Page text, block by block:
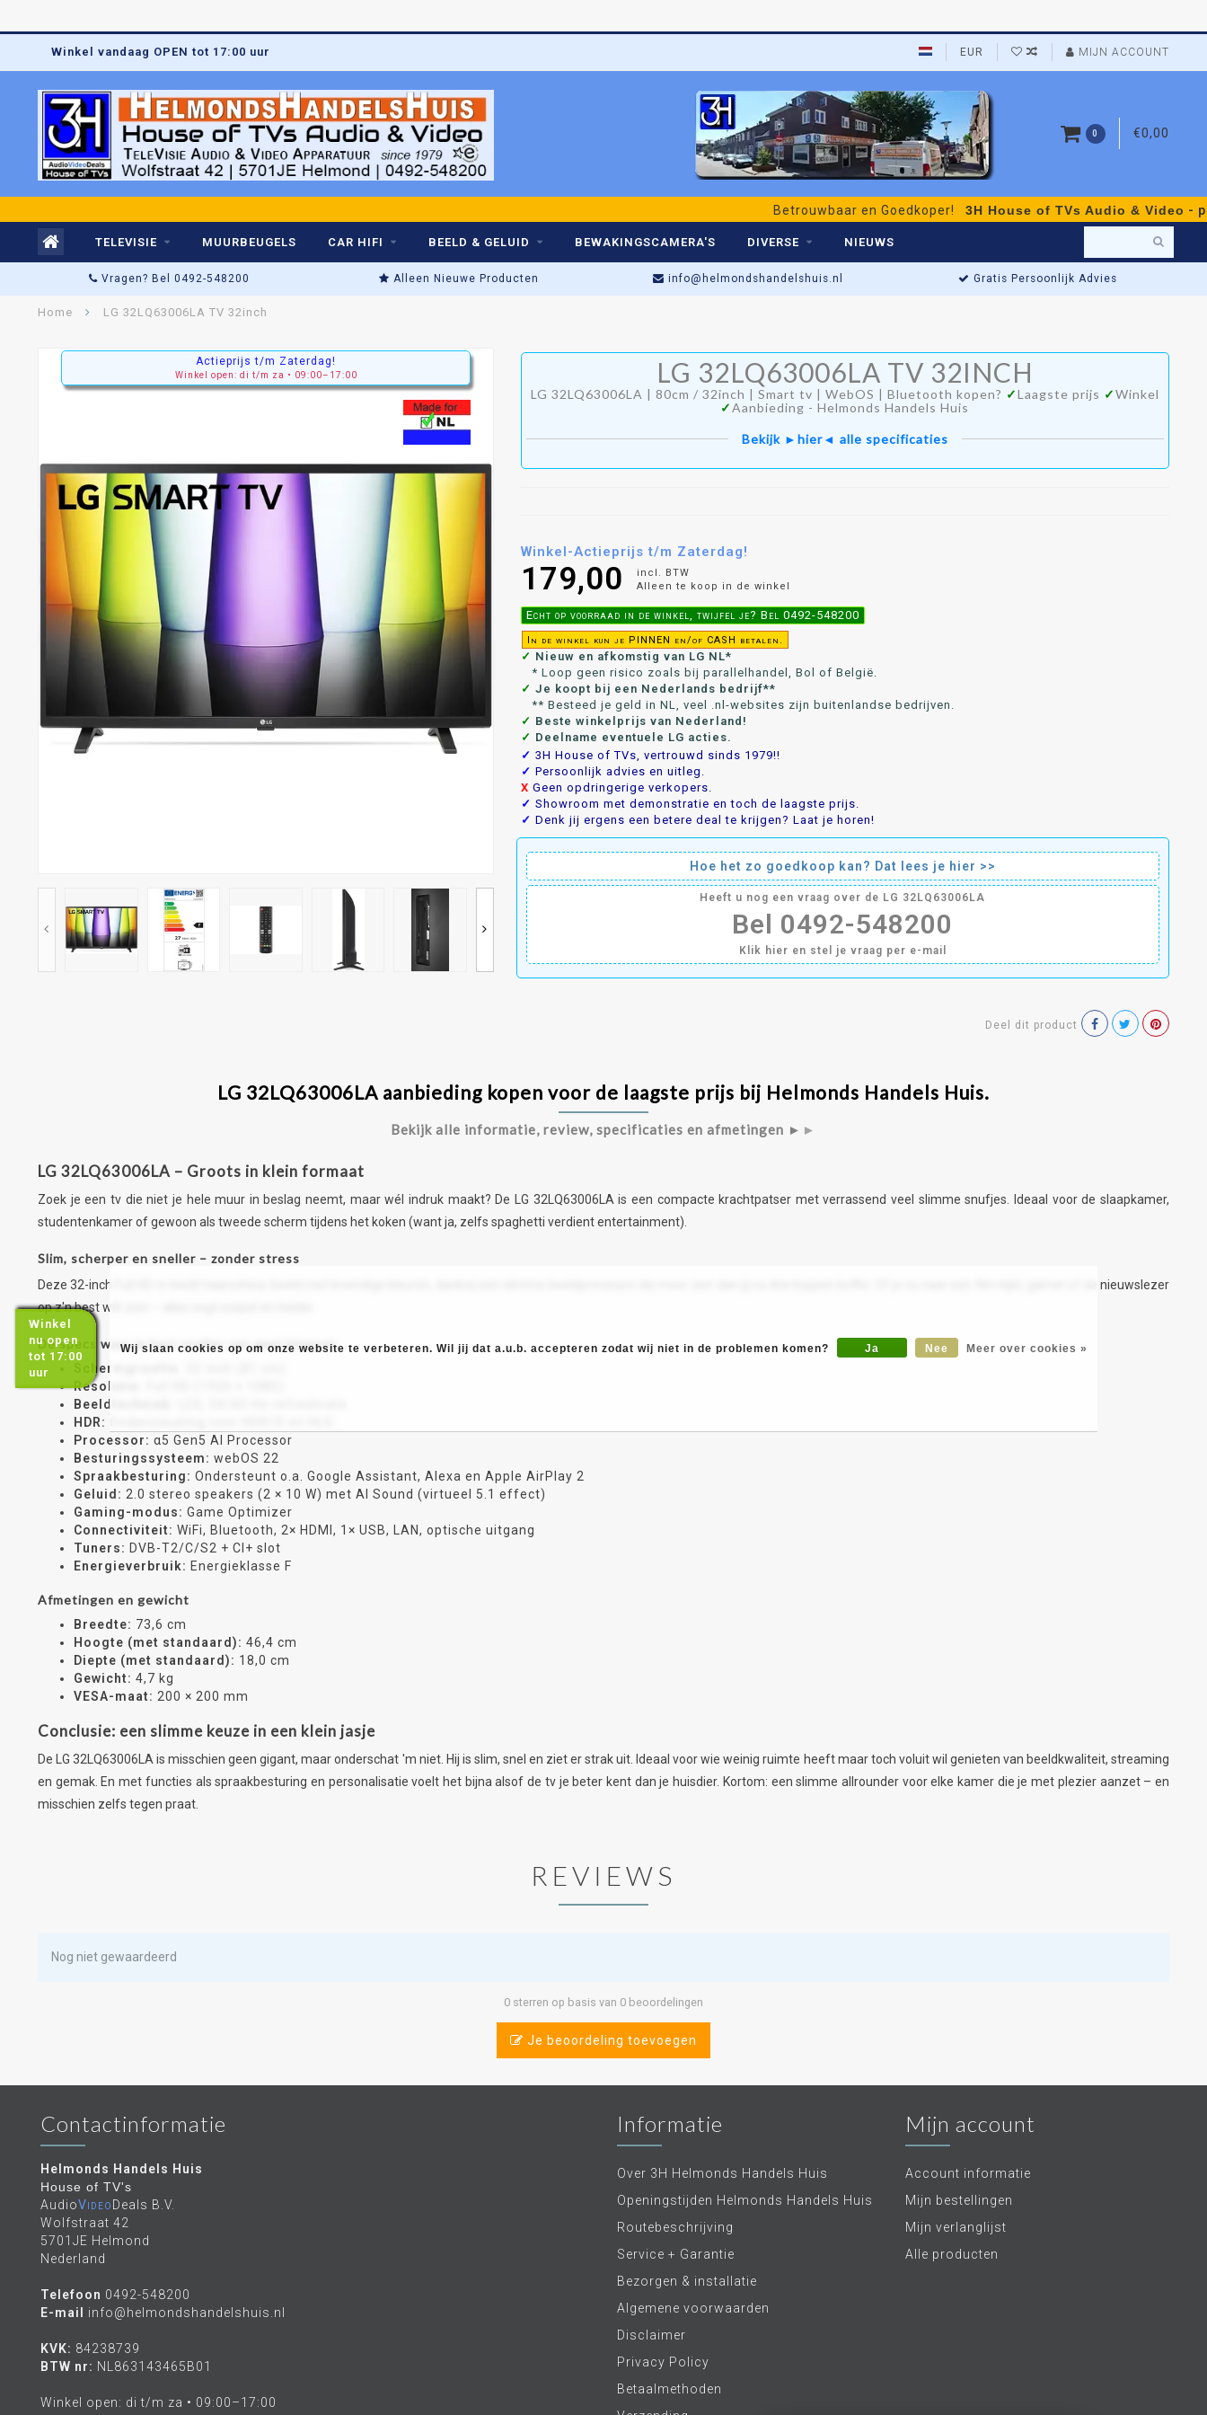
Winkel vandaag OPEN tot 17:00 uur EUR MIJN ACCOUNT
0 €0,00
Betrouwbaar en Goedkoper! 3H House of TVs Audio & Video-
TELEVISIE MUURBEUGELS CAR HIFI BEELD & GELUID BEWAKINGSCAMERA'S DIVERSE NIEUWS
Vragen? Bel 0492-548200 Alleen Nieuwe Producten info@helmondshandelshuis.nl Gratis Persoonlijk Advies
Home LG 32LQ63006LA TV 32inch
Actieprijs t/m Zaterdag!
Winkel open: di t/m za • 09:00–17:00
Actieprijs t/m Zaterdag!
Winkel open: di t/m za • 09:00–17:00
LG 32LQ63006LA TV 32INCH
LG 32LQ63006LA | 80cm / 32inch | Smart tv | WebOS | Bluetooth kopen? ✓Laagste prijs ✓Winkel
✓Aanbieding - Helmonds Handels Huis
Bekijk ►hier◄ alle specificaties
Winkel-Actieprijs t/m Zaterdag!
179,00
incl. BTW
Alleen te koop in de winkel
Echt op voorraad in de winkel, twijfel je? Bel 0492-548200
In de winkel kun je PINNEN en/of CASH betalen.
✓ Nieuw en afkomstig van LG NL*
* Loop geen risico zoals bij parallelhandel, Bol of België.
✓ Je koopt bij een Nederlands bedrijf**
** Besteed je geld in NL, veel .nl-websites zijn buitenlandse bedrijven.
✓ Beste winkelprijs van Nederland!
✓ Deelname eventuele LG acties.
✓ 3H House of TVs, vertrouwd sinds 1979!!
✓ Persoonlijk advies en uitleg.
X Geen opdringerige verkopers.
✓ Showroom met demonstratie en toch de laagste prijs.
✓ Denk jij ergens een betere deal te krijgen? Laat je horen!
Hoe het zo goedkoop kan? Dat lees je hier >>
Heeft u nog een vraag over de LG 32LQ63006LA
Bel 0492-548200
Klik hier en stel je vraag per e-mail
Deel dit product
LG 32LQ63006LA aanbieding kopen voor de laagste prijs bij Helmonds Handels Huis.
Bekijk alle informatie, review, specificaties en afmetingen ► ►
LG 32LQ63006LA – Groots in klein formaat
Zoek je een tv die niet je hele muur in beslag neemt, maar wél indruk maakt? De LG 32LQ63006LA is een compacte krachtpatser met verrassend veel slimme snufjes. Ideaal voor de slaapkamer,
studentenkamer of gewoon als tweede scherm tijdens het koken (want ja, zelfs spaghetti verdient entertainment).
Slim, scherper en sneller – zonder stress
Deze 32-inch Full HD-tv biedt haarscherp beeld met levendige kleuren, dankzij een slimme beeldprocessor die meer ziet dan jij na drie koppen koffie. Of je nu naar een film kijkt, gamet of de nieuwslezer
op z'n best wilt zien – alles oogt soepel en helder.
De specs waar je hart sneller van gaat kloppen
Schermgrootte:
Resolutie:
Beeldtechniek:
HDR:
Processor: α5 Gen5 AI Processor
Besturingssysteem: webOS 22
Spraakbesturing: Ondersteunt o.a. Google Assistant, Alexa en Apple AirPlay 2
Geluid: 2.0 stereo speakers (2 × 10 W) met AI Sound (virtueel 5.1 effect)
Gaming-modus: Game Optimizer
Connectiviteit: WiFi, Bluetooth, 2× HDMI, 1× USB, LAN, optische uitgang
Tuners: DVB-T2/C/S2 + CI+ slot
Energieverbruik: Energieklasse F
Afmetingen en gewicht
Breedte: 73,6 cm
Hoogte (met standaard): 46,4 cm
Diepte (met standaard): 18,0 cm
Gewicht: 4,7 kg
VESA-maat: 200 × 200 mm
Conclusie: een slimme keuze in een klein jasje
De LG 32LQ63006LA is misschien geen gigant, maar onderschat 'm niet. Hij is slim, snel en ziet er strak uit. Ideaal voor wie weinig ruimte heeft maar toch voluit wil genieten van beeldkwaliteit, streaming
en gemak. En met functies als spraakbesturing en personalisatie voelt het bijna alsof de tv je beter kent dan je huisdier. Kortom: een slimme allrounder voor elke kamer die je met plezier aanzet – en
misschien zelfs tegen praat.
REVIEWS
Nog niet gewaardeerd
0 sterren op basis van 0 beoordelingen
Je beoordeling toevoegen
Winkel
nu open
tot 17:00
uur
Wij slaan cookies op om onze website te verbeteren. Wil jij dat a.u.b. accepteren zodat wij niet in de problemen komen? Ja Nee Meer over cookies »
Contactinformatie
Helmonds Handels Huis
House of TV's
AudioVideoDeals B.V.
Wolfstraat 42
5701JE Helmond
Nederland
Telefoon 0492-548200
E-mail
info@helmondshandelshuis.nl
KVK: 84238739
BTW nr: NL863143465B01
Winkel open: di t/m za • 09:00–17:00
Informatie
Over 3H Helmonds Handels Huis
Openingstijden Helmonds Handels Huis
Routebeschrijving
Service + Garantie
Bezorgen & installatie
Algemene voorwaarden
Disclaimer
Privacy Policy
Betaalmethoden
Mijn account
Account informatie
Mijn bestellingen
Mijn verlanglijst
Alle producten